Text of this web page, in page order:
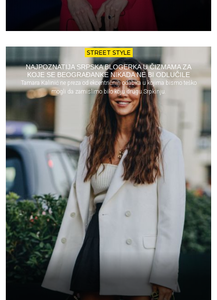
STREET STYLE
NAJPOZNATIJA SRPSKA BLOGERKA U ČIZMAMA ZA
KOJE SE BEOGRAĐANKE NIKADA NE BI ODLUČILE
Tamara Kalinić ne preza od ekcentričnih odabira u kojima bismo teško
mogli da zamislimo bilo koju drugu Srpkinju.